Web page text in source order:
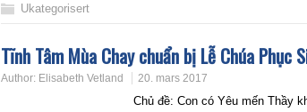
Ukategorisert
Tĩnh Tâm Mùa Chay chuẩn bị Lễ Chúa
Author: Elisabeth Vetland 20. mars 2017
Chủ đề: Con có Yêu mến Thầy